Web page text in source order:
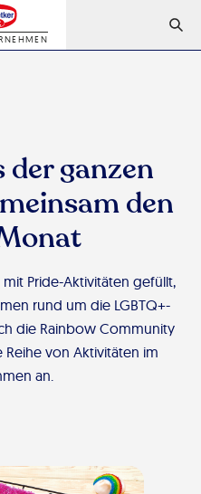
der ganzen
den
Pride-Aktivitäten gefüllt,
rund um die LGBTQ+-
die Rainbow Community
von Aktivitäten im
an.